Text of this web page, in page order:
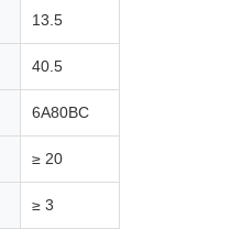
13.5
40.5
6A80BC
≥ 20
≥ 3